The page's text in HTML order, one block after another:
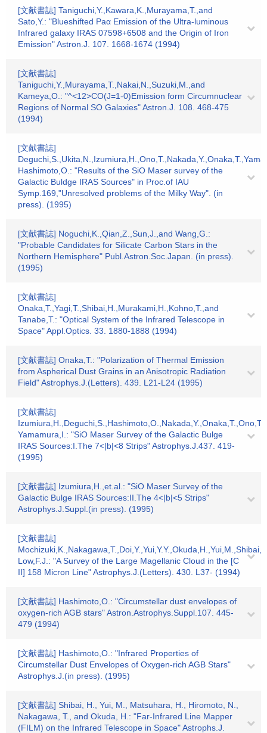
[文献書誌] Taniguchi,Y.,Kawara,K.,Murayama,T.,and
Sato,Y.: "Blueshifted Paα Emission of the Ultra-luminous
Infrared galaxy IRAS 07598+6508 and the Origin of Iron
Emission" Astron.J. 107. 1668-1674 (1994)
[文献書誌]
Taniguchi,Y.,Murayama,T.,Nakai,N.,Suzuki,M.,and
Kameya,O.: "^<12>CO(J=1-0)Emission form Circumnuclear
Regions of Normal SO Galaxies" Astron.J. 108. 468-475
(1994)
[文献書誌]
Hashimoto,O.: "Results of the SiO Maser survey of the
Galactic Buldge IRAS Sources" in Proc.of IAU
Symp.169,"Unresolved problems of the Milky Way". (in
press). (1995)
[文献書誌] Noguchi,K.,Qian,Z.,Sun,J.,and Wang,G.:
"Probable Candidates for Silicate Carbon Stars in the
Northern Hemisphere" Publ.Astron.Soc.Japan. (in press).
(1995)
[文献書誌]
Onaka,T.,Yagi,T.,Shibai,H.,Murakami,H.,Kohno,T.,and
Tanabe,T.: "Optical System of the Infrared Telescope in
Space" Appl.Optics. 33. 1880-1888 (1994)
[文献書誌] Onaka,T.: "Polarization of Thermal Emission
from Aspherical Dust Grains in an Anisotropic Radiation
Field" Astrophys.J.(Letters). 439. L21-L24 (1995)
[文献書誌]
Yamamura,I.: "SiO Maser Survey of the Galactic Bulge
IRAS Sources:I.The 7<|b|<8 Strips" Astrophys.J.437. 419-
(1995)
[文献書誌] Izumiura,H.,et.al.: "SiO Maser Survey of the
Galactic Bulge IRAS Sources:II.The 4<|b|<5 Strips"
Astrophys.J.Suppl.(in press). (1995)
[文献書誌]
Low,F.J.: "A Survey of the Large Magellanic Cloud in the [C
II] 158 Micron Line" Astrophys.J.(Letters). 430. L37- (1994)
[文献書誌] Hashimoto,O.: "Circumstellar dust envelopes of
oxygen-rich AGB stars" Astron.Astrophys.Suppl.107. 445-
479 (1994)
[文献書誌] Hashimoto,O.: "Infrared Properties of
Circumstellar Dust Envelopes of Oxygen-rich AGB Stars"
Astrophys.J.(in press). (1995)
[文献書誌] Shibai, H., Yui, M., Matsuhara, H., Hiromoto, N.,
Nakagawa, T., and Okuda, H.: "Far-Infrared Line Mapper
(FILM) on the Infrared Telescope in Space" Astrophs.J.